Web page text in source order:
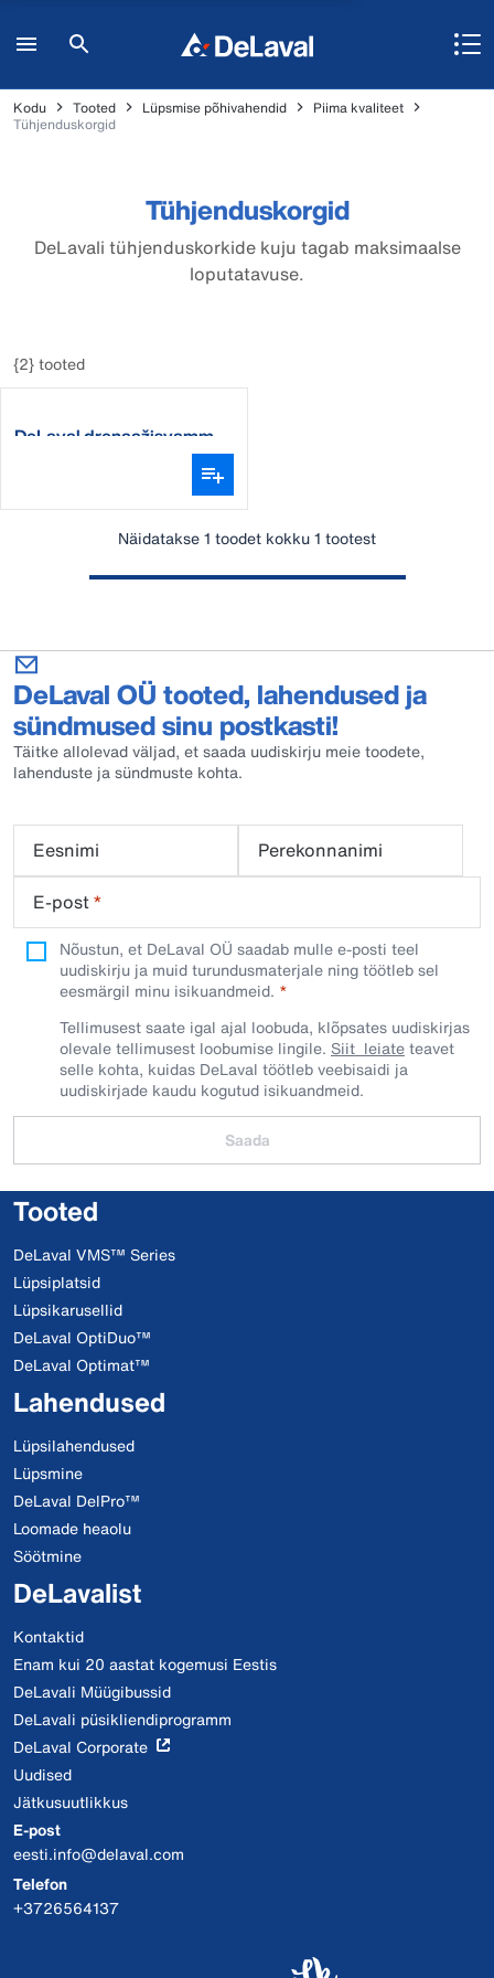
Kodu Tooted Lüpsmise põhivahendid
Piima kvaliteet
Tühjenduskorgid
Tühjenduskorgid
DeLavali tühjenduskorkide kuju tagab maksimaalse
loputatavuse.
{2} tooted
DeLaval drenaažisvamm,
Näidatakse 1 toodet kokku 1 tootest
DeLaval OÜ tooted, lahendused ja
sündmused sinu postkasti!
Täitke allolevad väljad, et saada uudiskirju meie toodete,
lahenduste ja sündmuste kohta.
Eesnimi
Perekonnanimi
E-post*
Nõustun, et DeLaval OÜ saadab mulle e-posti teel
uudiskirju ja muid turundusmaterjale ning töötleb sel
eesmärgil minu isikuandmeid.​
Tellimusest saate igal ajal loobuda, klõpsates uudiskirjas
olevale tellimusest loobumise lingile. Siit leiateteavet
selle kohta, kuidas DeLaval töötleb veebisaidi ja
uudiskirjade kaudu kogutud isikuandmeid.
Saada
Tooted
DeLaval VMS™ Series
Lüpsiplatsid
Lüpsikarusellid
DeLaval OptiDuo™
DeLaval Optimat™
Lahendused
Lüpsilahendused
Lüpsmine
DeLaval DelPro™
Loomade heaolu
Söötmine
DeLavalist
Kontaktid
Enam kui 20 aastat kogemusi Eestis
DeLavali Müügibussid
DeLavali püsikliendiprogramm
DeLaval Corporate
Uudised
Jätkusuutlikkus
E-post
eesti.info@delaval.com
Telefon
+3726564137